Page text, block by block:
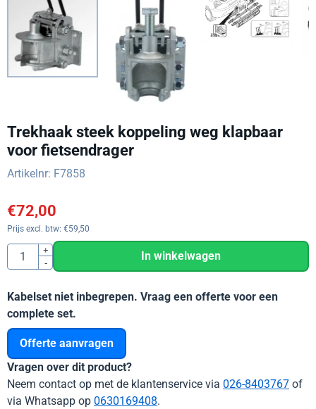
Trekhaak steek koppeling weg klapbaar
voor fietsendrager
Artikelnr: F7858
€72,00
Prijs excl. btw: €59,50
Aantal
+
-
In winkelwagen
Kabelset niet inbegrepen. Vraag een offerte voor een
complete set.
Offerte aanvragen
Vragen over dit product?
Neem contact op met de klantenservice via 026-8403767 of
via Whatsapp op 0630169408.